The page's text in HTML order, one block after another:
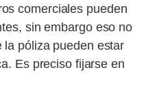
comerciales pueden
sin embargo eso no
la póliza pueden estar
Es preciso fijarse en